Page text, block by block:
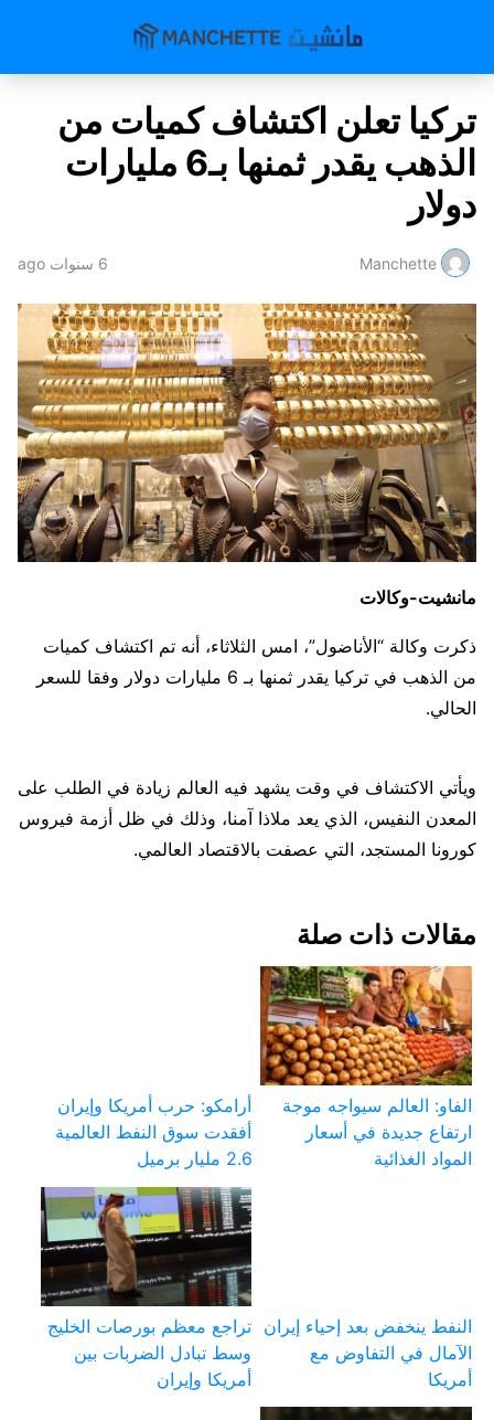
تركيا تعلن اكتشاف كميات من
الذهب يقدر ثمنها بـ6 مليارات
دولار
Manchette 6 سنوات ago
مانشيت-وكالات
ذكرت وكالة “الأناضول”، امس الثلاثاء، أنه تم اكتشاف كميات
من الذهب في تركيا يقدر ثمنها بـ 6 مليارات دولار وفقا للسعر
الحالي.
ويأتي الاكتشاف في وقت يشهد فيه العالم زيادة في الطلب على
المعدن النفيس، الذي يعد ملاذا آمنا، وذلك في ظل أزمة فيروس
كورونا المستجد، التي عصفت بالاقتصاد العالمي.
مقالات ذات صلة
الفاو: العالم سيواجه موجة
ارتفاع جديدة في أسعار
المواد الغذائية
أرامكو: حرب أمريكا وإيران
أفقدت سوق النفط العالمية
2.6 مليار برميل
النفط ينخفض بعد إحياء إيران
الآمال في التفاوض مع
أمريكا
تراجع معظم بورصات الخليج
وسط تبادل الضربات بين
أمريكا وإيران